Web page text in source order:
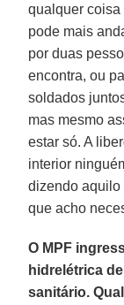
qualquer coisa
pode mais
por duas
encontra, ou
soldados
mas mesmo
estar só. A
interior
dizendo aquilo
que acho
O MPF
hidrelétrica
sanitário.